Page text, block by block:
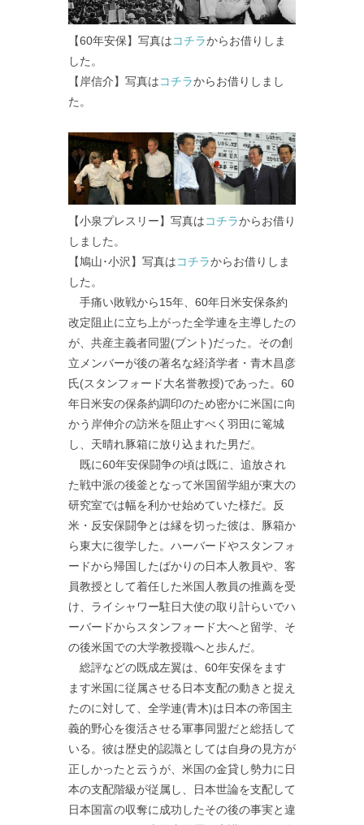
【60年安保】写真はコチラからお借りしま
した。
【岸信介】写真はコチラからお借りしまし
た。
【小泉プレスリー】写真はコチラからお借り
しました。
【鳩山･小沢】写真はコチラからお借りしま
した。
手痛い敗戦から15年、60年日米安保条約
改定阻止に立ち上がった全学連を主導したの
が、共産主義者同盟(ブント)だった。その創
立メンバーが後の著名な経済学者・青木昌彦
氏(スタンフォード大名誉教授)であった。60
年日米安の保条約調印のため密かに米国に向
かう岸伸介の訪米を阻止すべく羽田に篭城
し、天晴れ豚箱に放り込まれた男だ。
既に60年安保闘争の頃は既に、追放され
た戦中派の後釜となって米国留学組が東大の
研究室では幅を利かせ始めていた様だ。反
米・反安保闘争とは縁を切った彼は、豚箱か
ら東大に復学した。ハーバードやスタンフォ
ードから帰国したばかりの日本人教員や、客
員教授として着任した米国人教員の推薦を受
け、ライシャワー駐日大使の取り計らいでハ
ーバードからスタンフォード大へと留学、そ
の後米国での大学教授職へと歩んだ。
総評などの既成左翼は、60年安保をます
ます米国に従属させる日本支配の動きと捉え
たのに対して、全学連(青木)は日本の帝国主
義的野心を復活させる軍事同盟だと総括して
いる。彼は歴史的認識としては自身の見方が
正しかったと云うが、米国の金貸し勢力に日
本の支配階級が従属し、日本世論を支配して
日本国富の収奪に成功したその後の事実と違